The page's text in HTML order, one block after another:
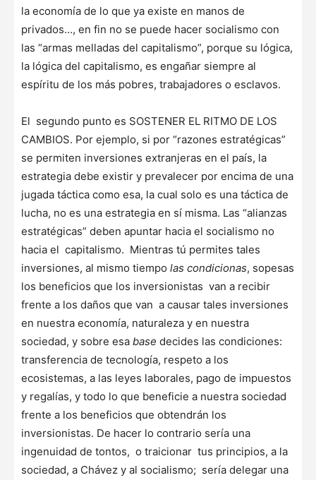
la economía de lo que ya existe en manos de
privados…, en fin no se puede hacer socialismo con
las “armas melladas del capitalismo”, porque su lógica,
la lógica del capitalismo, es engañar siempre al
espíritu de los más pobres, trabajadores o esclavos.
El segundo punto es SOSTENER EL RITMO DE LOS
CAMBIOS. Por ejemplo, si por “razones estratégicas”
se permiten inversiones extranjeras en el país, la
estrategia debe existir y prevalecer por encima de una
jugada táctica como esa, la cual solo es una táctica de
lucha, no es una estrategia en sí misma. Las “alianzas
estratégicas” deben apuntar hacia el socialismo no
hacia el capitalismo. Mientras tú permites tales
inversiones, al mismo tiempo las condicionas, sopesas
los beneficios que los inversionistas van a recibir
frente a los daños que van a causar tales inversiones
en nuestra economía, naturaleza y en nuestra
sociedad, y sobre esa base decides las condiciones:
transferencia de tecnología, respeto a los
ecosistemas, a las leyes laborales, pago de impuestos
y regalías, y todo lo que beneficie a nuestra sociedad
frente a los beneficios que obtendrán los
inversionistas. De hacer lo contrario sería una
ingenuidad de tontos, o traicionar tus principios, a la
sociedad, a Chávez y al socialismo; sería delegar una